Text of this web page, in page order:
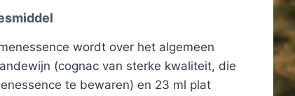
wordt over het algemeen
(cognac van sterke kwaliteit, die
te bewaren) en 23 ml plat